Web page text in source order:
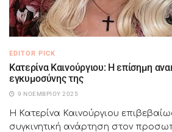
EDITOR PICK
Κατερίνα Καινούργιου: Η επίσημη
εγκυμοσύνης της
9 ΝΟΕΜΒΡΊΟΥ 2025
Η Κατερίνα Καινούργιου
συγκινητική ανάρτηση στον